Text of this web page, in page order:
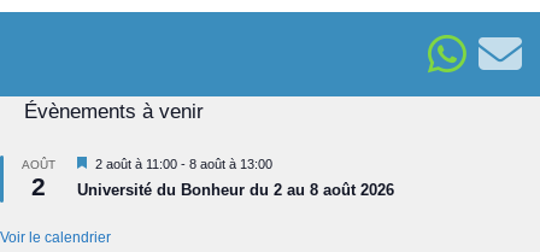
Évènements à venir
AOÛT
2
Mis
en
avant
2 août à 11:00 - 8 août à 13:00
Université du Bonheur du 2 au 8 août 2026
Voir le calendrier